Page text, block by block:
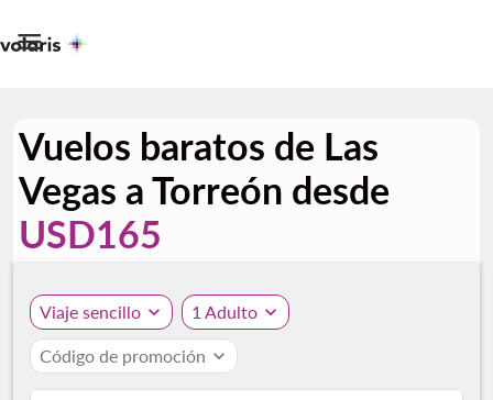

Vuelos baratos de Las
Vegas a Torreón desde
USD165
Viaje sencillo expand_more 1 Adulto expand_more
Código de promoción expand_more